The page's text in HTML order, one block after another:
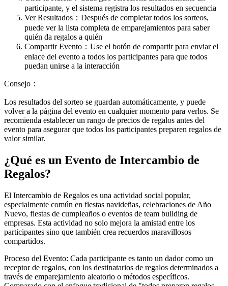
participante, y el sistema registra los resultados en secuencia
Ver Resultados ： Después de completar todos los sorteos,
puede ver la lista completa de emparejamientos para saber
quién da regalos a quién
Compartir Evento ： Use el botón de compartir para enviar el
enlace del evento a todos los participantes para que todos
puedan unirse a la interacción
Consejo ：
Los resultados del sorteo se guardan automáticamente, y puede
volver a la página del evento en cualquier momento para verlos. Se
recomienda establecer un rango de precios de regalos antes del
evento para asegurar que todos los participantes preparen regalos de
valor similar.
¿Qué es un Evento de Intercambio de
Regalos?
El Intercambio de Regalos es una actividad social popular,
especialmente común en fiestas navideñas, celebraciones de Año
Nuevo, fiestas de cumpleaños o eventos de team building de
empresas. Esta actividad no solo mejora la amistad entre los
participantes sino que también crea recuerdos maravillosos
compartidos.
Proceso del Evento: Cada participante es tanto un dador como un
receptor de regalos, con los destinatarios de regalos determinados a
través de emparejamiento aleatorio o métodos específicos.